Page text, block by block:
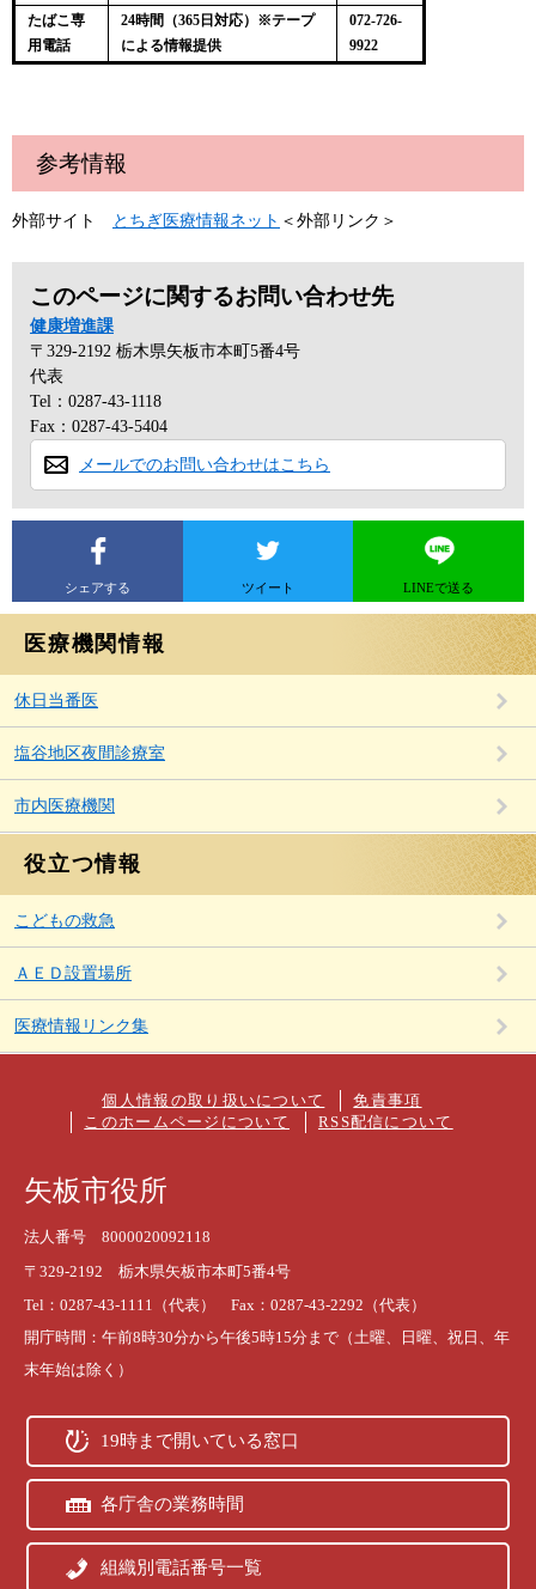
たばこ専
用電話
24時間（365日対応）※テープ
による情報提供
072-726-
9922
参考情報
外部サイト とちぎ医療情報ネット ＜外部リンク＞
このページに関するお問い合わせ先
健康増進課
〒329-2192 栃木県矢板市本町5番4号
代表
Tel：0287-43-1118
Fax：0287-43-5404
メールでのお問い合わせはこちら
シェアする ツイート LINEで送る
医療機関情報
休日当番医
塩谷地区夜間診療室
市内医療機関
役立つ情報
こどもの救急
ＡＥＤ設置場所
医療情報リンク集
個人情報の取り扱いについて
免責事項
このホームページについて
RSS配信について
矢板市役所
法人番号 8000020092118
〒329-2192 栃木県矢板市本町5番4号
Tel：0287-43-1111（代表） Fax：0287-43-2292（代表）
開庁時間：午前8時30分から午後5時15分まで（土曜、日曜、祝日、年
末年始は除く）
19時まで開いている窓口
各庁舎の業務時間
組織別電話番号一覧